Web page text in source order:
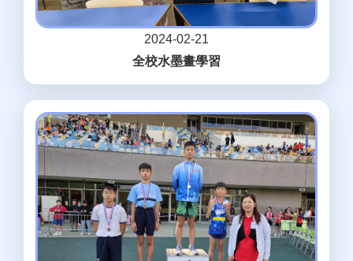
2024-02-21
全校水墨畫學習